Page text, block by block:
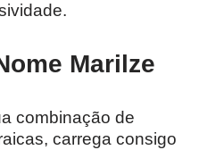
Marilze
combinação de
carrega consigo